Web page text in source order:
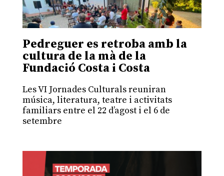
Pedreguer es retroba amb la
cultura de la mà de la
Fundació Costa i Costa
Les VI Jornades Culturals reuniran
música, literatura, teatre i activitats
familiars entre el 22 d’agost i el 6 de
setembre